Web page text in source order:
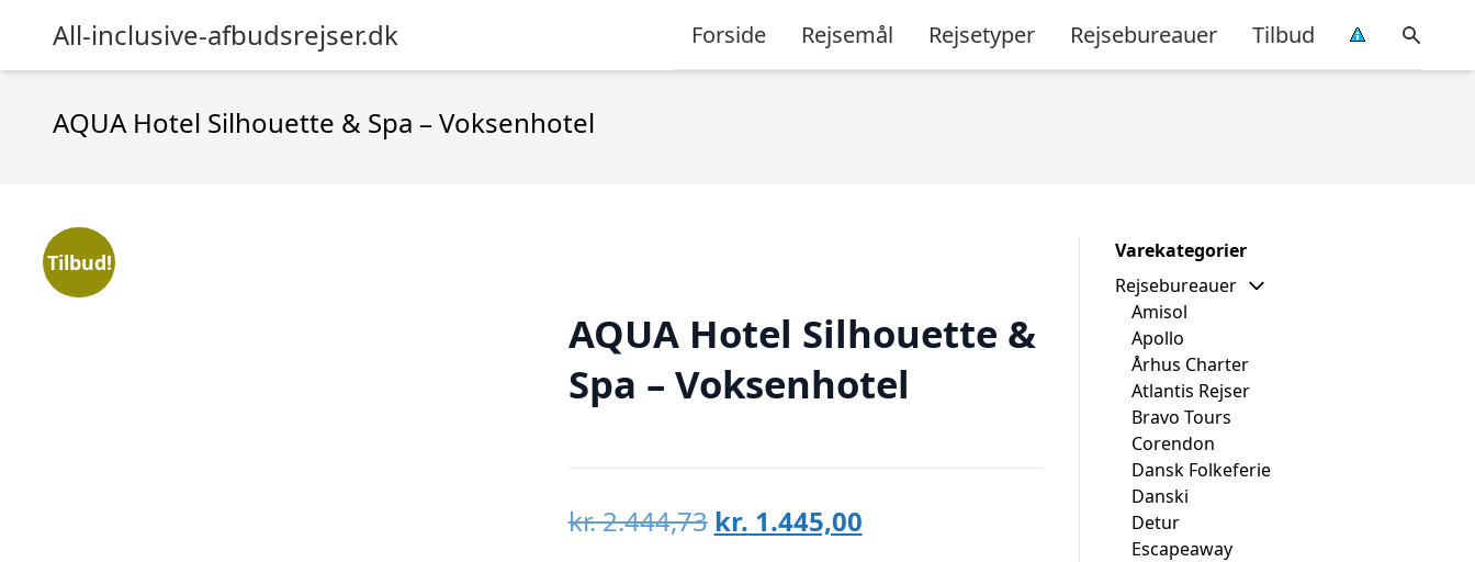
All-inclusive-afbudsrejser.dk Forside Rejsemål Rejsetyper Rejsebureauer Tilbud
AQUA Hotel Silhouette & Spa – Voksenhotel
Tilbud!
AQUA Hotel Silhouette &
Spa – Voksenhotel
kr.2.444,73 Den
kr. 1.445,00Den
Varekategorier
Rejsebureauer
Amisol
Apollo
Århus Charter
Atlantis Rejser
Bravo Tours
Corendon
Dansk Folkeferie
Danski
Detur
Escapeaway